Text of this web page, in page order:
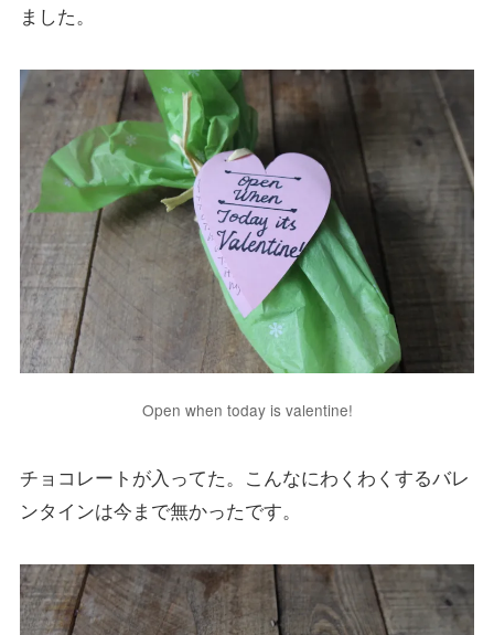
ました。
Open when today is valentine!
チョコレートが入ってた。こんなにわくわくするバレ
ンタインは今まで無かったです。